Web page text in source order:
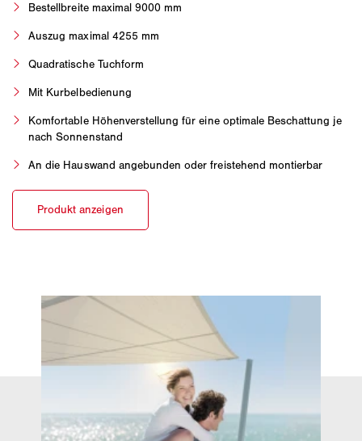
Bestellbreite maximal 9000 mm
Auszug maximal 4255 mm
Quadratische Tuchform
Mit Kurbelbedienung
Komfortable Höhenverstellung für eine optimale Beschattung je
nach Sonnenstand
An die Hauswand angebunden oder freistehend montierbar